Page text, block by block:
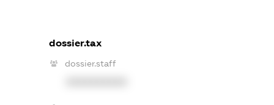
dossier.tax
dossier.staff